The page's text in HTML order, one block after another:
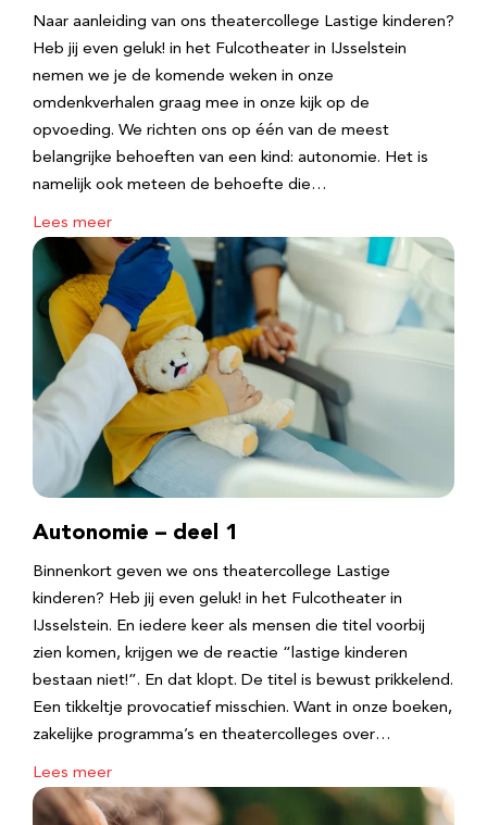
Naar aanleiding van ons theatercollege Lastige kinderen?
Heb jij even geluk! in het Fulcotheater in IJsselstein
nemen we je de komende weken in onze
omdenkverhalen graag mee in onze kijk op de
opvoeding. We richten ons op één van de meest
belangrijke behoeften van een kind: autonomie. Het is
namelijk ook meteen de behoefte die…
Lees meer
Autonomie – deel 1
Binnenkort geven we ons theatercollege Lastige
kinderen? Heb jij even geluk! in het Fulcotheater in
IJsselstein. En iedere keer als mensen die titel voorbij
zien komen, krijgen we de reactie “lastige kinderen
bestaan niet!”. En dat klopt. De titel is bewust prikkelend.
Een tikkeltje provocatief misschien. Want in onze boeken,
zakelijke programma’s en theatercolleges over…
Lees meer